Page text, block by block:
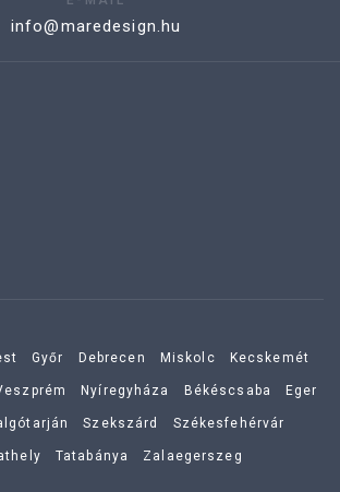
info@maredesign.hu
Győr Debrecen Miskolc Kecskemét
Nyíregyháza Békéscsaba Eger
Szekszárd Székesfehérvár
Tatabánya Zalaegerszeg